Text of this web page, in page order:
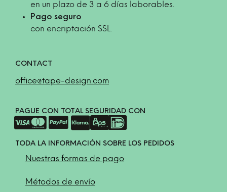
en un plazo de 3 a 6 días laborables.
Pago seguro
con encriptación SSL.
CONTACT
office@tape-design.com
PAGUE CON TOTAL SEGURIDAD CON
TODA LA INFORMACIÓN SOBRE LOS PEDIDOS
Nuestras formas de pago
Métodos de envío